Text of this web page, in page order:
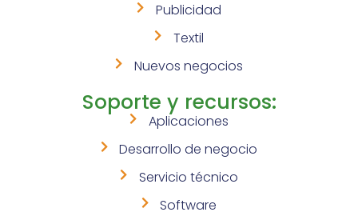
Publicidad
Textil
Nuevos negocios
Soporte y recursos:
Aplicaciones
Desarrollo de negocio
Servicio técnico
Software